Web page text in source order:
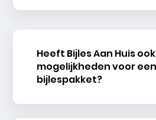
Heeft Bijles Aan Huis ook
mogelijkheden voor een
bijlespakket?